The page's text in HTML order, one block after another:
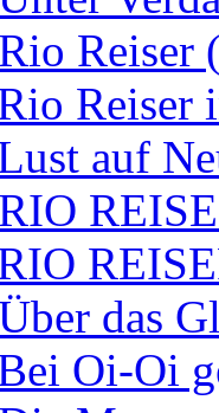
Reiser
Reiser
auf
das
Oi-Oi